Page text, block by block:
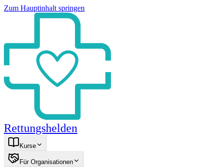
Zum Hauptinhalt springen
Rettungshelden
Kurse
Für Organisationen